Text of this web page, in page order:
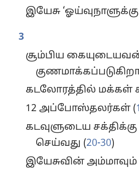
இயேசு
3
சூம்பிய
கடலோரத்தில் மக்கள்
12 அப்போஸ்தலர்கள் (
கடவுளுடைய
செய்வது (20-30)
இயேசுவின்